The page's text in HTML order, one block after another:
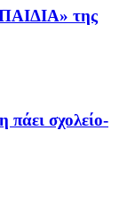
της
πάει σχολείο-